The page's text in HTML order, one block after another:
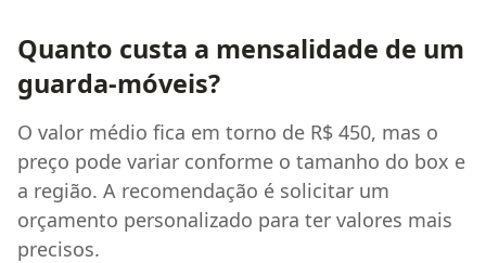
Quanto custa a mensalidade de um
guarda-móveis?
O valor médio fica em torno de R$ 450, mas o
preço pode variar conforme o tamanho do box e
a região. A recomendação é solicitar um
orçamento personalizado para ter valores mais
precisos.